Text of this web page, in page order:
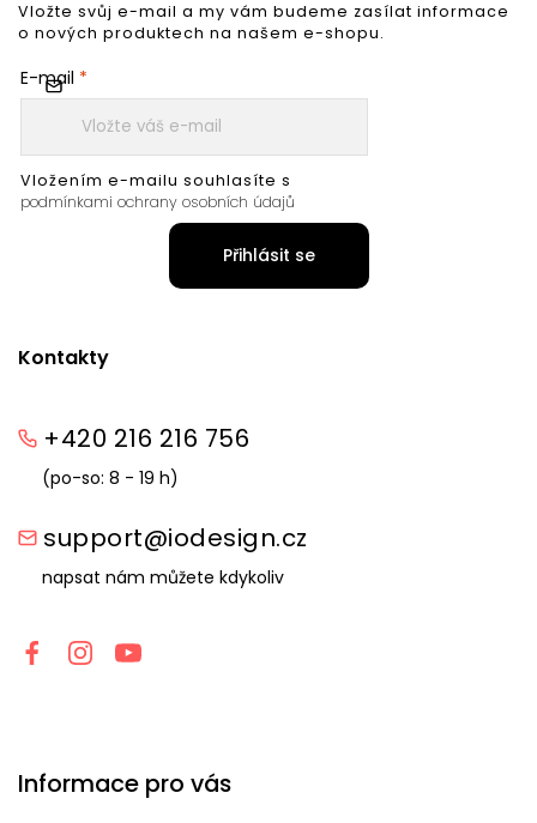
Kontakty
+420 216 216 756
(po-so: 8 - 19 h)
support@iodesign.cz
napsat nám můžete kdykoliv
Informace pro vás
Vložte svůj e-mail a my vám budeme zasílat informace
o nových produktech na našem e-shopu.
E-mail
Vložením e-mailu souhlasíte s
podmínkami ochrany osobních údajů
Přihlásit se